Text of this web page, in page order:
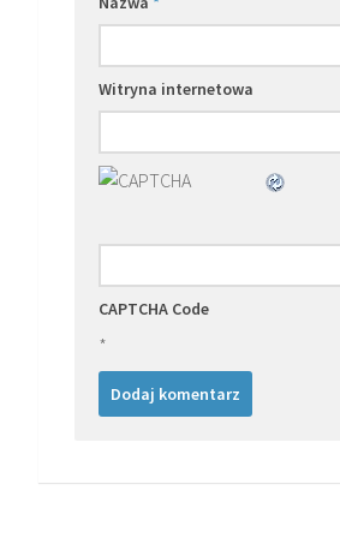
Witryna internetowa
CAPTCHA Code
*